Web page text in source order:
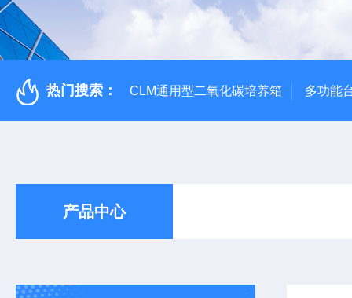
热门搜索： CLM通用型二氧化碳培养箱 多功能
产品中心